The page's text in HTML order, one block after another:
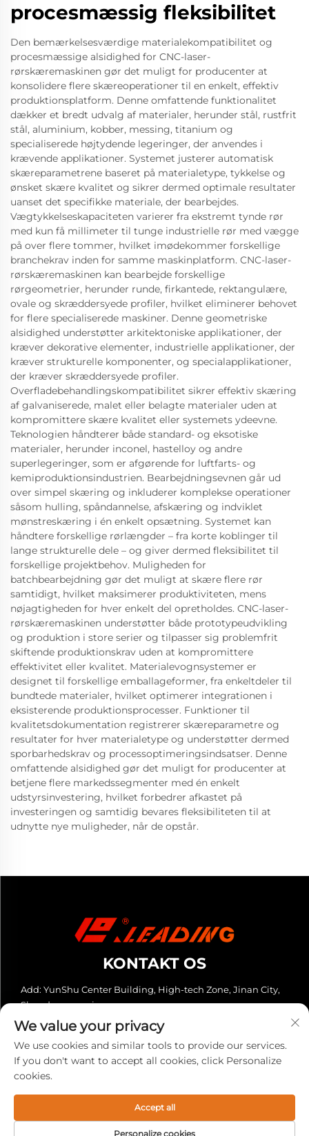
procesmæssig fleksibilitet
Den bemærkelsesværdige materialekompatibilitet og
procesmæssige alsidighed for CNC-laser-
rørskæremaskinen gør det muligt for producenter at
konsolidere flere skæreoperationer til en enkelt, effektiv
produktionsplatform. Denne omfattende funktionalitet
dækker et bredt udvalg af materialer, herunder stål, rustfrit
stål, aluminium, kobber, messing, titanium og
specialiserede højtydende legeringer, der anvendes i
krævende applikationer. Systemet justerer automatisk
skæreparametrene baseret på materialetype, tykkelse og
ønsket skære kvalitet og sikrer dermed optimale resultater
uanset det specifikke materiale, der bearbejdes.
Vægtykkelseskapaciteten varierer fra ekstremt tynde rør
med kun få millimeter til tunge industrielle rør med vægge
på over flere tommer, hvilket imødekommer forskellige
branchekrav inden for samme maskinplatform. CNC-laser-
rørskæremaskinen kan bearbejde forskellige
rørgeometrier, herunder runde, firkantede, rektangulære,
ovale og skræddersyede profiler, hvilket eliminerer behovet
for flere specialiserede maskiner. Denne geometriske
alsidighed understøtter arkitektoniske applikationer, der
kræver dekorative elementer, industrielle applikationer, der
kræver strukturelle komponenter, og specialapplikationer,
der kræver skræddersyede profiler.
Overfladebehandlingskompatibilitet sikrer effektiv skæring
af galvaniserede, malet eller belagte materialer uden at
kompromittere skære kvalitet eller systemets ydeevne.
Teknologien håndterer både standard- og eksotiske
materialer, herunder inconel, hastelloy og andre
superlegeringer, som er afgørende for luftfarts- og
kemiproduktionsindustrien. Bearbejdningsevnen går ud
over simpel skæring og inkluderer komplekse operationer
såsom hulling, spåndannelse, afskæring og indviklet
mønstreskæring i én enkelt opsætning. Systemet kan
håndtere forskellige rørlængder – fra korte koblinger til
lange strukturelle dele – og giver dermed fleksibilitet til
forskellige projektbehov. Muligheden for
batchbearbejdning gør det muligt at skære flere rør
samtidigt, hvilket maksimerer produktiviteten, mens
nøjagtigheden for hver enkelt del opretholdes. CNC-laser-
rørskæremaskinen understøtter både prototypeudvikling
og produktion i store serier og tilpasser sig problemfrit
skiftende produktionskrav uden at kompromittere
effektivitet eller kvalitet. Materialevognsystemer er
designet til forskellige emballageformer, fra enkeltdeler til
bundtede materialer, hvilket optimerer integrationen i
eksisterende produktionsprocesser. Funktioner til
kvalitetsdokumentation registrerer skæreparametre og
resultater for hver materialetype og understøtter dermed
sporbarhedskrav og processoptimeringsindsatser. Denne
omfattende alsidighed gør det muligt for producenter at
betjene flere markedssegmenter med én enkelt
udstyrsinvestering, hvilket forbedrer afkastet på
investeringen og samtidig bevares fleksibiliteten til at
udnytte nye muligheder, når de opstår.
KONTAKT OS
Add: YunShu Center Building, High-tech Zone, Jinan City,
Shandong-provinsen
Tel:+86-13280023931
E-mail:[email protected]
Copyright © 2025 Leading (Shandong) CNC-udstyr Co., Ltd. Alle
rettigheder forbeholdes. -
We value your privacy
We use cookies and similar tools to provide our services.
If you don't want to accept all cookies, click Personalize
cookies.
Personalize cookies
Accept all